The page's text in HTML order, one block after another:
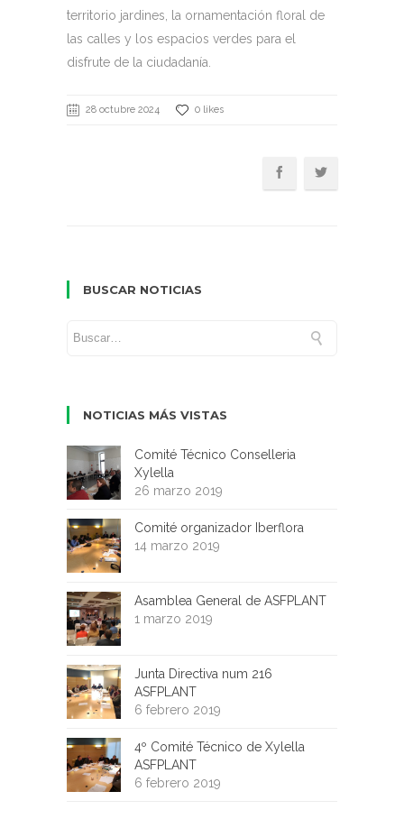
territorio jardines, la ornamentación floral de
las calles y los espacios verdes para el
disfrute de la ciudadanía.
28 octubre 2024 0 likes
BUSCAR NOTICIAS
NOTICIAS MÁS VISTAS
Comité Técnico Conselleria
Xylella
26 marzo 2019
Comité organizador Iberflora
14 marzo 2019
Asamblea General de ASFPLANT
1 marzo 2019
Junta Directiva num 216
ASFPLANT
6 febrero 2019
4º Comité Técnico de Xylella
ASFPLANT
6 febrero 2019